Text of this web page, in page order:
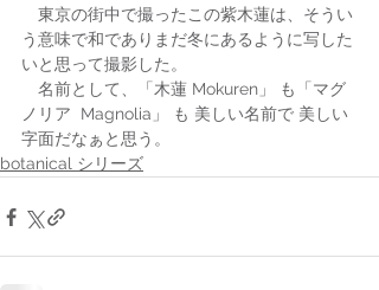
東京の街中で撮ったこの紫木蓮は、そうい
う意味で和でありまだ冬にあるように写した
いと思って撮影した。
名前として、「木蓮 Mokuren」 も「マグ
ノリア  Magnolia」 も 美しい名前で 美しい
字面だなぁと思う。
botanical シリーズ